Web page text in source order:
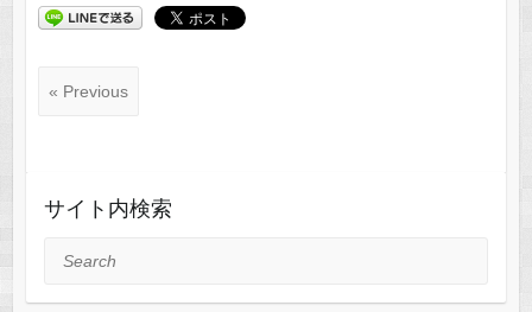
« Previous
サイト内検索
Search